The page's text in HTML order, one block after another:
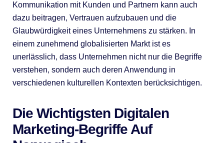
Kommunikation mit Kunden und Partnern kann auch
dazu beitragen, Vertrauen aufzubauen und die
Glaubwürdigkeit eines Unternehmens zu stärken. In
einem zunehmend globalisierten Markt ist es
unerlässlich, dass Unternehmen nicht nur die Begriffe
verstehen, sondern auch deren Anwendung in
verschiedenen kulturellen Kontexten berücksichtigen.
Die Wichtigsten Digitalen
Marketing-Begriffe Auf